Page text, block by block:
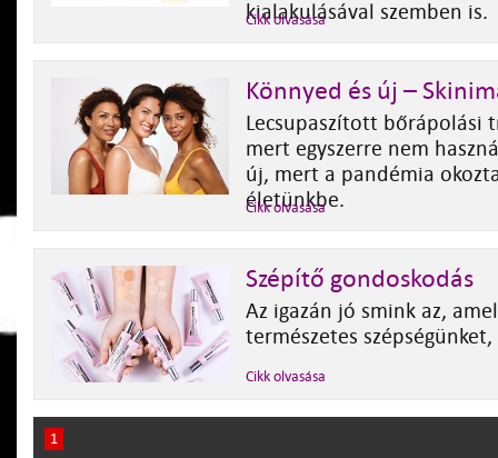
kialakulásával szemben is.
Cikk olvasása
Könnyed és új –
Lecsupaszított bőrápolási
mert egyszerre nem
új, mert a pandémia
életünkbe.
Cikk olvasása
Szépítő gondoskodás
Az igazán jó smink az,
természetes
Cikk olvasása
1